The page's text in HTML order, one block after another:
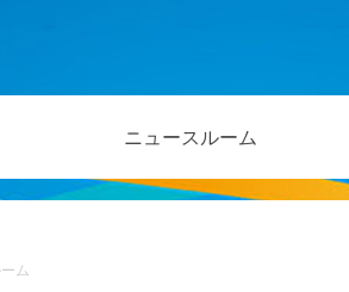
ニュースルーム
ム